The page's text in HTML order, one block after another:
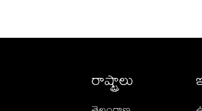
రాష్ట్రాలు